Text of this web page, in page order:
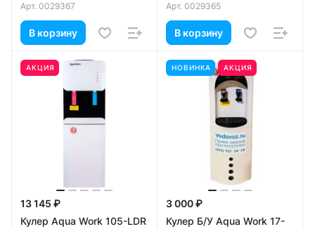
Арт. 0029367
В корзину
Арт. 0029365
В корзину
АКЦИЯ
13 145 ₽
Кулер Aqua Work 105-LDR
НОВИНКА АКЦИЯ
3 000 ₽
Кулер Б/У Aqua Work 17-